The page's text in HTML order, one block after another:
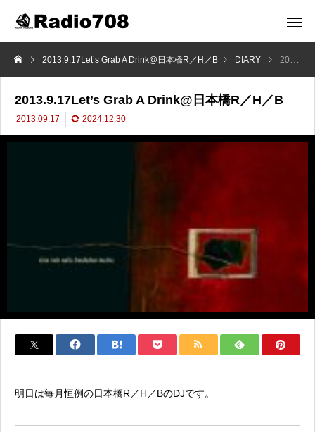
2013.9.17Let’s Grab A Drink@日本橋R／H／B DIARY 2013.9.17Let’s Grab A Drink@日本橋R／H／B
2013.9.17Let’s Grab A Drink@日本橋R／H／B
2013.09.17 2024.12.30
明日は毎月恒例の日本橋R／H／BのDJです。